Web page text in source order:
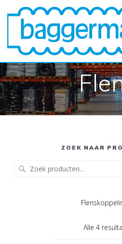
Ga
naar
de
ZOEK NAAR
Alle 4